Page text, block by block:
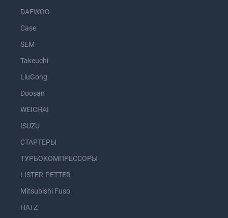
DAEWOO
Case
SEM
Takeuchi
LiuGong
Doosan
WEICHAI
ISUZU
СТАРТЕРЫ
ТУРБОКОМПРЕССОРЫ
LISTER-PETTER
Mitsubishi Fuso
HATZ